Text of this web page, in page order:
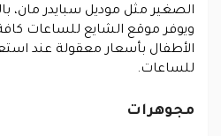
الصغير مثل موديل سبايدر مان،
ويوفر موقع الشايع للساعات
الأطفال بأسعار معقولة عند
للساعات.
مجوهرات